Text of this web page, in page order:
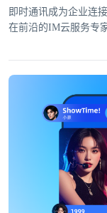
即时通讯成为企业连
在前沿的IM云服务专
的全球即时通讯解决